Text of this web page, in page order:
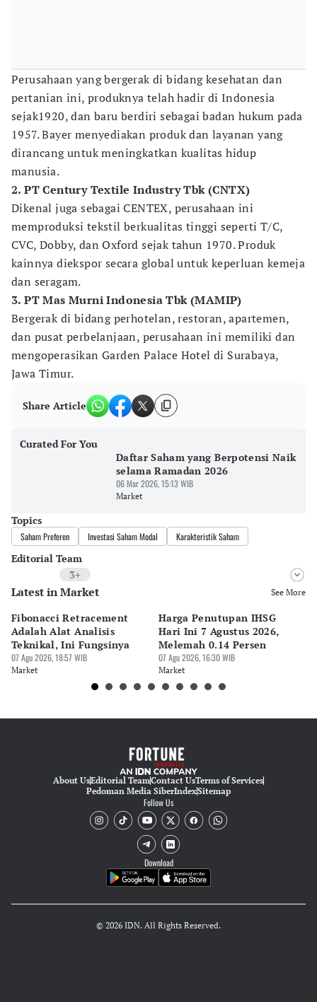
Perusahaan yang bergerak di bidang kesehatan dan
pertanian ini, produknya telah hadir di Indonesia
sejak1920, dan baru berdiri sebagai badan hukum pada
1957. Bayer menyediakan produk dan layanan yang
dirancang untuk meningkatkan kualitas hidup
manusia.
2. PT Century Textile Industry Tbk (CNTX)
Dikenal juga sebagai CENTEX, perusahaan ini
memproduksi tekstil berkualitas tinggi seperti T/C,
CVC, Dobby, dan Oxford sejak tahun 1970. Produk
kainnya diekspor secara global untuk keperluan kemeja
dan seragam.
3. PT Mas Murni Indonesia Tbk (MAMIP)
Bergerak di bidang perhotelan, restoran, apartemen,
dan pusat perbelanjaan, perusahaan ini memiliki dan
mengoperasikan Garden Palace Hotel di Surabaya,
Jawa Timur.
Share Article
Curated For You
Daftar Saham yang Berpotensi Naik
selama Ramadan 2026
06 Mar 2026, 15:13 WIB
Market
Topics
Saham Preferen Investasi Saham Modal Karakteristik Saham
Editorial Team
3+
Editor
Editor
Arum P
Tubagus Imam Satrio
Latest in Market See More
Fibonacci Retracement
Adalah Alat Analisis
Teknikal, Ini Fungsinya
07 Agu 2026, 18:57 WIB
Market
Harga Penutupan IHSG
Hari Ini 7 Agustus 2026,
Melemah 0.14 Persen
07 Agu 2026, 16:30 WIB
Market
About UsEditorial TeamContact UsTerms of Services
Pedoman Media SiberIndexSitemap
Follow Us
Download
© 2026 IDN. All Rights Reserved.